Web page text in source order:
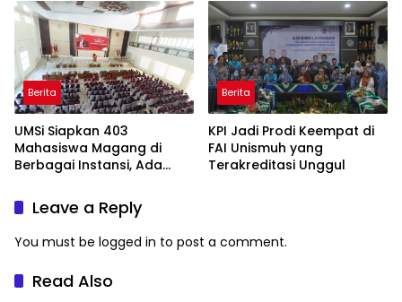
Berita
UMSi Siapkan 403
Mahasiswa Magang di
Berbagai Instansi, Ada
Taiwan
Berita
KPI Jadi Prodi Keempat di
FAI Unismuh yang
Terakreditasi Unggul
Leave a Reply
You must be logged in to post a comment.
Read Also